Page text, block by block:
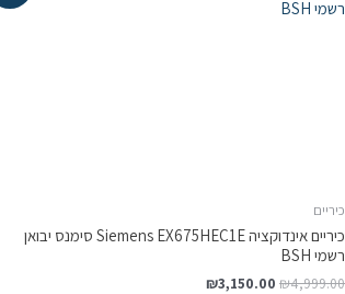
כיריים
‏כיריים אינדוקציה Siemens EX675HEC1E סימנס יבואן
רשמי BSH
₪4,999.00
₪3,150.00